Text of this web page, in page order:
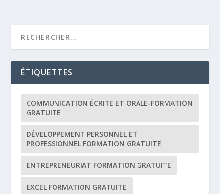
ÉTIQUETTES
COMMUNICATION ÉCRITE ET ORALE-FORMATION
GRATUITE
DÉVELOPPEMENT PERSONNEL ET
PROFESSIONNEL FORMATION GRATUITE
ENTREPRENEURIAT FORMATION GRATUITE
EXCEL FORMATION GRATUITE